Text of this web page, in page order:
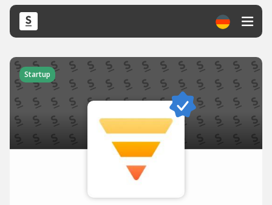
Startup